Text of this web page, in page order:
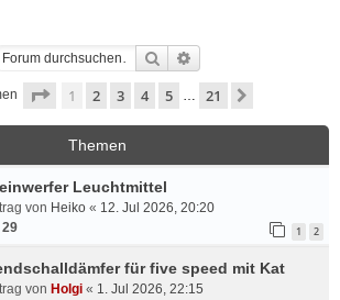
Suche
Seite 1von 21
1 2 3 4 5 … 21
Themen
Leuchtmittel
von Heiko « 12. Jul 2026, 20:20
29 1 2
für five speed mit Kat
von Holgi « 1. Jul 2026, 22:15